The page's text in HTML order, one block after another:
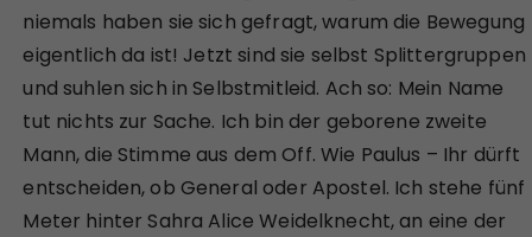
niemals haben sie sich gefragt, warum die Bewegung
eigentlich da ist! Jetzt sind sie selbst Splittergruppen
und suhlen sich in Selbstmitleid. Ach so: Mein Name
tut nichts zur Sache. Ich bin der geborene zweite
Mann, die Stimme aus dem Off. Wie Paulus – Ihr dürft
entscheiden, ob General oder Apostel. Ich stehe fünf
Meter hinter Sahra Alice Weidelknecht, an eine der